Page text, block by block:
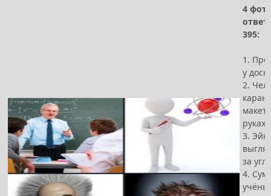
4
395:
1.
у
2.
руках
3.
за угла
4.